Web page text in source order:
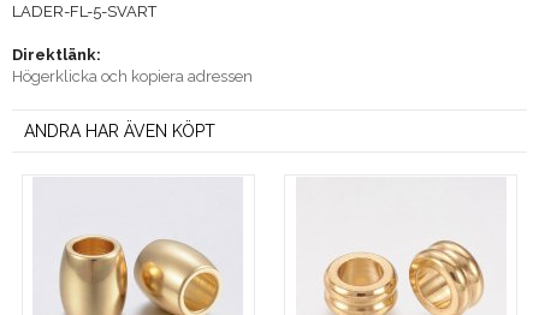
LADER-FL-5-SVART
Direktlänk:
Högerklicka och kopiera adressen
ANDRA HAR ÄVEN KÖPT